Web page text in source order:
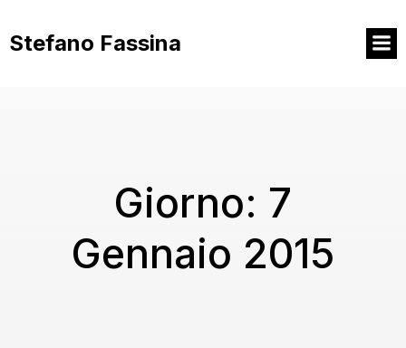
contenuto
Stefano Fassina
Giorno: 7
Gennaio 2015